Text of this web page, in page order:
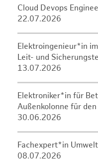
Cloud Devops
22.07.2026
Elektroingenieur*in
Leit- und
13.07.2026
Elektroniker*in für
Außenkolonne für
30.06.2026
Fachexpert*in
08.07.2026